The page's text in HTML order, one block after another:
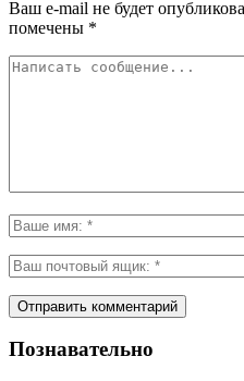
Ваш e-mail не будет
помечены *
Познавательно